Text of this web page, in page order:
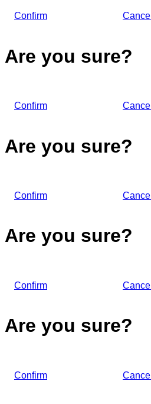
Confirm Cancel
Are you sure?
Confirm Cancel
Are you sure?
Confirm Cancel
Are you sure?
Confirm Cancel
Are you sure?
Confirm Cancel